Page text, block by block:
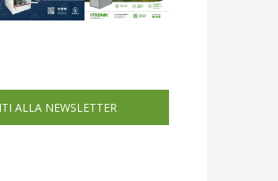
ALLA NEWSLETTER